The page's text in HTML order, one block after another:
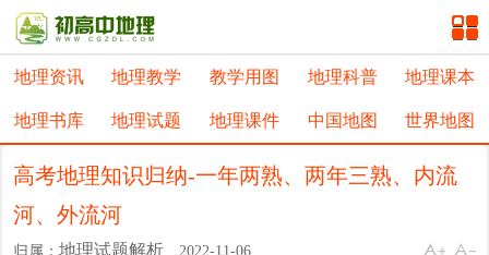
地理资讯 地理教学 教学用图 地理科普 地理课本
地理书库 地理试题 地理课件 中国地图 世界地图
高考地理知识归纳-一年两熟、两年三熟、内流
河、外流河
归属：地理试题解析 2022-11-06